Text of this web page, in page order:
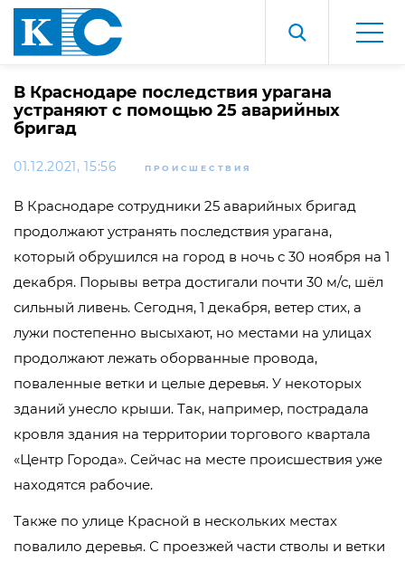
В Краснодаре последствия урагана
устраняют с помощью 25 аварийных
бригад
01.12.2021, 15:56 ПРОИСШЕСТВИЯ
В Краснодаре сотрудники 25 аварийных бригад
продолжают устранять последствия урагана,
который обрушился на город в ночь с 30 ноября на 1
декабря. Порывы ветра достигали почти 30 м/с, шёл
сильный ливень. Сегодня, 1 декабря, ветер стих, а
лужи постепенно высыхают, но местами на улицах
продолжают лежать оборванные провода,
поваленные ветки и целые деревья. У некоторых
зданий унесло крыши. Так, например, пострадала
кровля здания на территории торгового квартала
«Центр Города». Сейчас на месте происшествия уже
находятся рабочие.
Также по улице Красной в нескольких местах
повалило деревья. С проезжей части стволы и ветки